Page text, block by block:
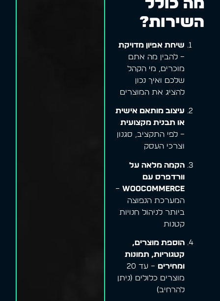
מה כולל
השירות?
שיחת אפיון מדויקת
– להבין מה אתם
מוכרים, מי הקהל
שלכם ואיך נכון
להציג את המוצרים
עיצוב מותאם אישית
או תבנית מקצועית
– לפי התקציב, סגנון
וצרכי העסק
הקמה מלאה על
וורדפרס עם
WooCommerce
–
המערכת הנפוצה
ביותר לניהול חנויות
קטנות
הוספת מוצרים,
קטגוריות, תמונות
ומחירים
– עד 20
מוצרים כלולים (ניתן
להרחיב)